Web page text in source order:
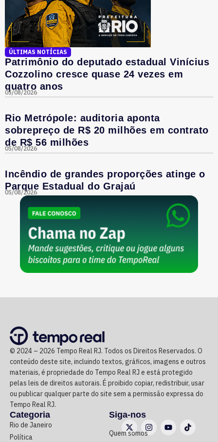
ÚLTIMAS NOTÍCIAS
Patrimônio do deputado estadual Vinícius
Cozzolino cresce quase 24 vezes em
quatro anos
05/08/2026
Rio Metrópole: auditoria aponta
sobrepreço de R$ 20 milhões em contrato
de R$ 56 milhões
05/08/2026
Incêndio de grandes proporções atinge o
Parque Estadual do Grajaú
05/08/2026
© 2024 – 2026 Tempo Real RJ. Todos os Direitos Reservados. O
conteúdo deste site, incluindo textos, gráficos, imagens e outros
materiais, é propriedade do Tempo Real RJ e está protegido
pelas leis de direitos autorais. É proibido copiar, redistribuir, usar
ou publicar qualquer parte do site sem a permissão expressa do
Tempo Real RJ.
Categoria
Rio de Janeiro
Política
Siga-nos
Quem somos